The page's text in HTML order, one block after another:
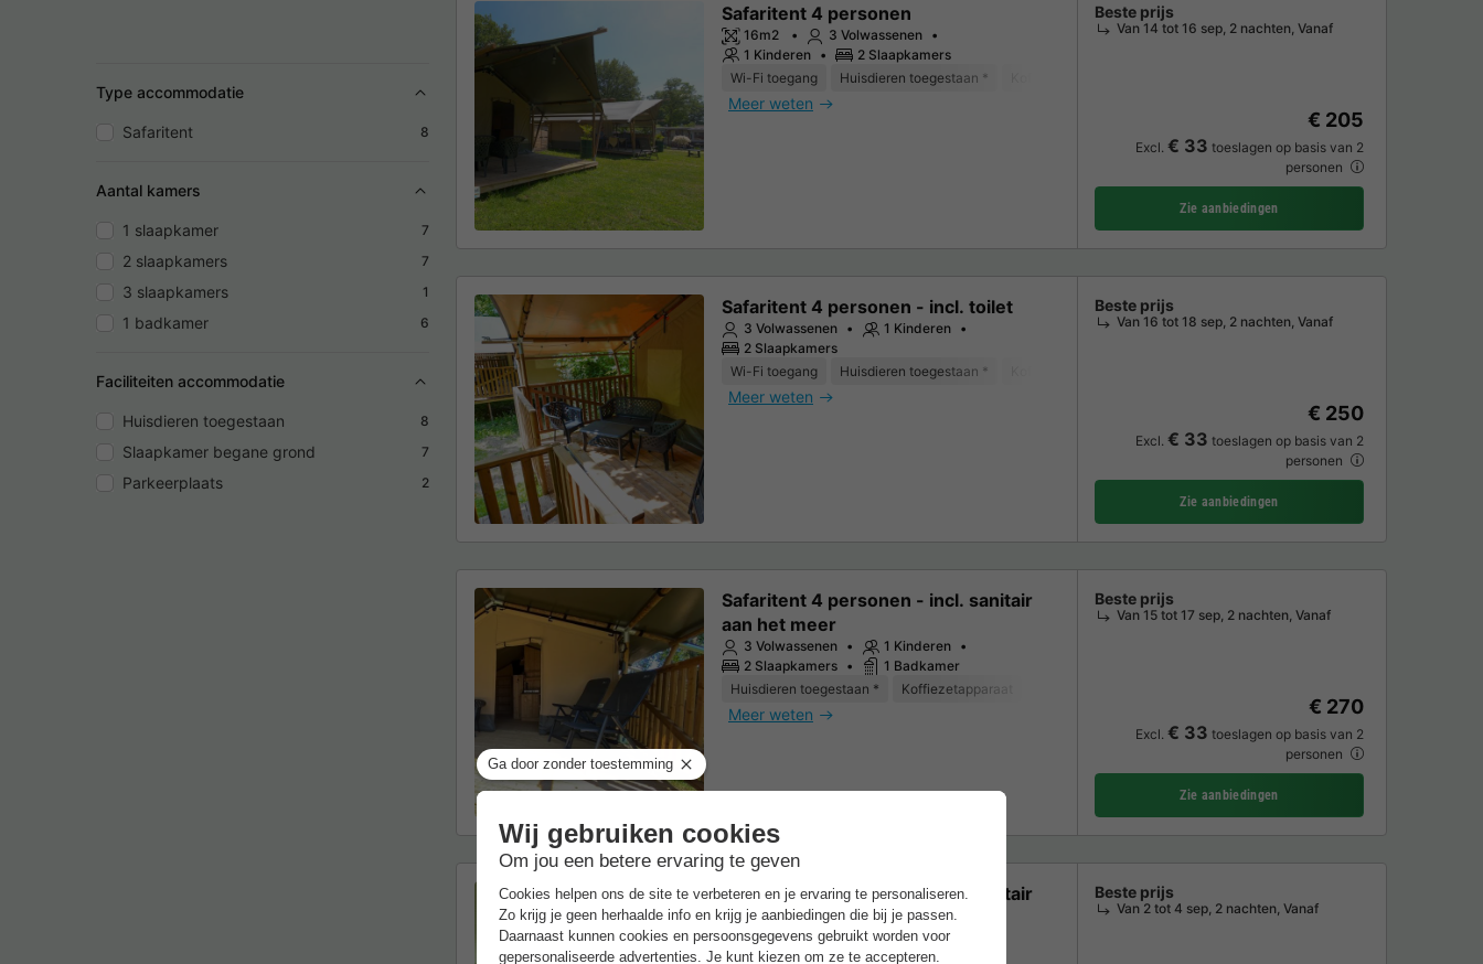
Type accommodatie
Safaritent 8
Aantal kamers
1 slaapkamer 7
2 slaapkamers 7
3 slaapkamers 1
1 badkamer 6
Faciliteiten accommodatie
Huisdieren toegestaan 8
Slaapkamer begane grond 7
Parkeerplaats 2
Safaritent 4 personen
16m2
3 Volwassenen
1 Kinderen
2 Slaapkamers
Wi-Fi toegang
Huisdieren toegestaan *
Meer weten
Beste prijs
Van 14 tot 16 sep, 2 nachten, Vanaf
€ 205
Excl. € 33 toeslagen op basis van 2
personen
Zie aanbiedingen
Safaritent 4 personen - incl. toilet
3 Volwassenen
1 Kinderen
2 Slaapkamers
Wi-Fi toegang
Huisdieren toegestaan *
Meer weten
Beste prijs
Van 16 tot 18 sep, 2 nachten, Vanaf
€ 250
Excl. € 33 toeslagen op basis van 2
personen
Zie aanbiedingen
Safaritent 4 personen - incl. sanitair
aan het meer
3 Volwassenen
1 Kinderen
2 Slaapkamers
1 Badkamer
Huisdieren toegestaan *
Koffiezetapparaat
Meer weten
Beste prijs
Van 15 tot 17 sep, 2 nachten, Vanaf
€ 270
Excl. € 33 toeslagen op basis van 2
personen
Zie aanbiedingen
Safaritent 4 personen - incl. sanitair
25m2
3 Volwassenen
1 Kinderen
2 Slaapkamers
1 Badkamer
Beste prijs
Van 2 tot 4 sep, 2 nachten, Vanaf